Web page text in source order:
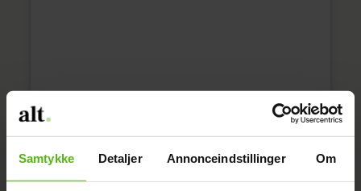
Samtykke Detaljer Annonceindstillinger Om
Vis dette opslag på Instagram